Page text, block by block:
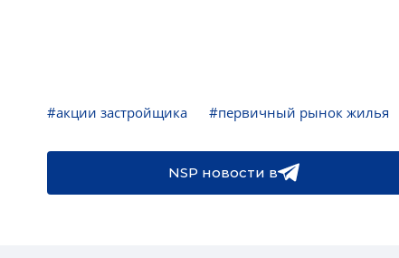
#акции застройщика #первичный рынок жилья
NSP новости в